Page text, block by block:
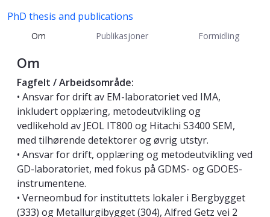
PhD thesis and publications
Om Publikasjoner Formidling
Om
Fagfelt / Arbeidsområde:
• Ansvar for drift av EM-laboratoriet ved IMA,
inkludert opplæring, metodeutvikling og
vedlikehold av JEOL IT800 og Hitachi S3400 SEM,
med tilhørende detektorer og øvrig utstyr.
• Ansvar for drift, opplæring og metodeutvikling ved
GD-laboratoriet, med fokus på GDMS- og GDOES-
instrumentene.
• Verneombud for instituttets lokaler i Bergbygget
(333) og Metallurgibygget (304), Alfred Getz vei 2